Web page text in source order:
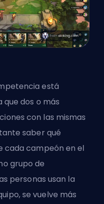
está
que dos o más
con las mismas
saber qué
cada campeón en el
grupo de
personas usan la
se vuelve más